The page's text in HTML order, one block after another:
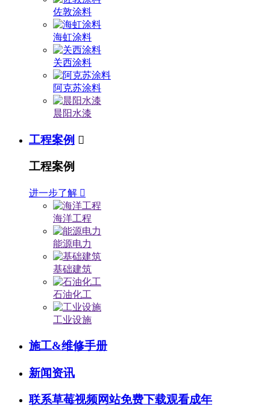
佐敦涂料
海虹涂料
关西涂料
阿克苏涂料
晨阳水漆
工程案例 
工程案例
进一步了解 
海洋工程
能源电力
基础建筑
石油化工
工业设施
施工&维修手册
新闻资讯
联系草莓视频网站免费下载观看成年